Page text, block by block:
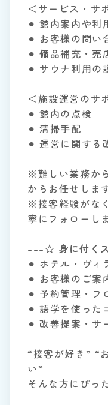
＜サービス・サ
⚫︎ 館内案内や利
⚫︎ お客様の問い
⚫︎ 備品補充・売
⚫︎ サウナ利用の
＜施設運営のサ
⚫︎ 館内の点検
⚫︎ 清掃手配
⚫︎ 運営に関する
※難しい業務か
からお任せします
※接客経験がな
寧にフォローし
---☆ 身に付く
⚫︎ ホテル・ヴィ
⚫︎ お客様のご案
⚫︎ 予約管理・フ
⚫︎ 語学を使った
⚫︎ 改善提案・
“接客が好き” “
い”
そんな方にぴっ